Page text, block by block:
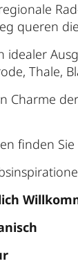
queren
idealer
Thale,
Charme
finden